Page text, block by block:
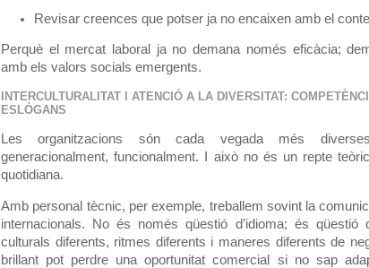
Revisar creences que potser ja no encaixen amb el
Perquè el mercat laboral ja no demana només eficàcia;
amb els valors socials emergents.
INTERCULTURALITAT I ATENCIÓ A LA DIVERSITAT:
ESLÒGANS
Les organitzacions són cada vegada més
generacionalment, funcionalment. I això no és un repte
quotidiana.
Amb personal tècnic, per exemple, treballem sovint la
internacionals. No és només qüestió d’idioma; és qüestió
culturals diferents, ritmes diferents i maneres diferents de
brillant pot perdre una oportunitat comercial si no sap